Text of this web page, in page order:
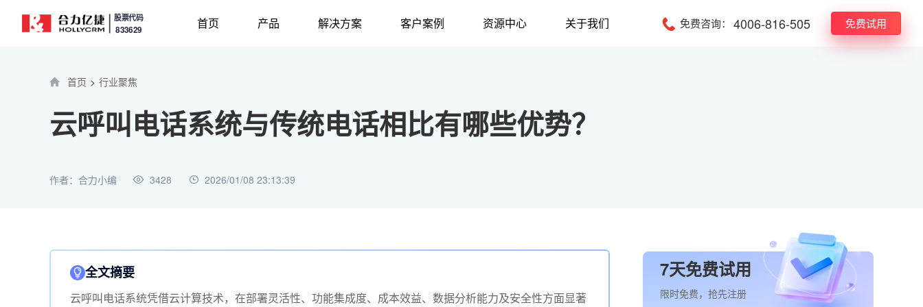
股票代码
833629 首页 产品 解决方案 客户案例 资源中心 关于我们 免费咨询： 4006-816-505 免费试用
首页 > 行业聚焦
云呼叫电话系统与传统电话相比有哪些优势？
作者：合力小编 3428 2026/01/08 23:13:39
全文摘要
云呼叫电话系统凭借云计算技术，在部署灵活性、功能集成度、成本效益、数据分析能力及安全性方面显著
7天免费试用
限时免费，抢先注册